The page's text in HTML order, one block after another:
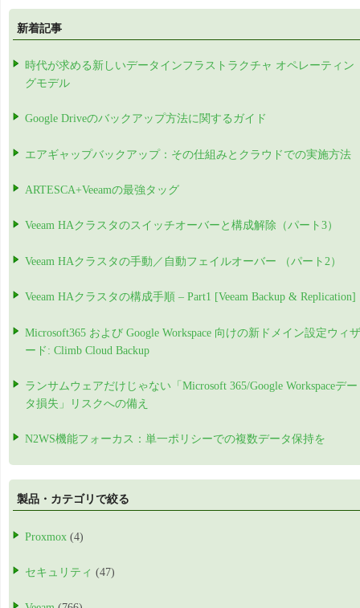
新着記事
時代が求める新しいデータインフラストラクチャ オペレーティン
グモデル
Google Driveのバックアップ方法に関するガイド
エアギャップバックアップ：その仕組みとクラウドでの実施方法
ARTESCA+Veeamの最強タッグ
Veeam HAクラスタのスイッチオーバーと構成解除（パート3）
Veeam HAクラスタの手動／自動フェイルオーバー （パート2）
Veeam HAクラスタの構成手順 – Part1 [Veeam Backup & Replication]
Microsoft365 および Google Workspace 向けの新ドメイン設定ウィザ
ード: Climb Cloud Backup
ランサムウェアだけじゃない「Microsoft 365/Google Workspaceデー
タ損失」リスクへの備え
N2WS機能フォーカス：単一ポリシーでの複数データ保持を
製品・カテゴリで絞る
Proxmox (4)
セキュリティ (47)